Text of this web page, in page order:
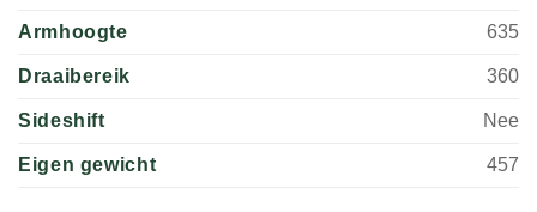
Armhoogte 635
Draaibereik 360
Sideshift Nee
Eigen gewicht 457